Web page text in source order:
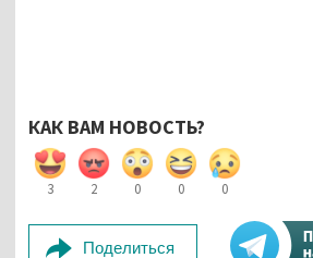
КАК ВАМ НОВОСТЬ?
3 2 0 0 0
Поделиться